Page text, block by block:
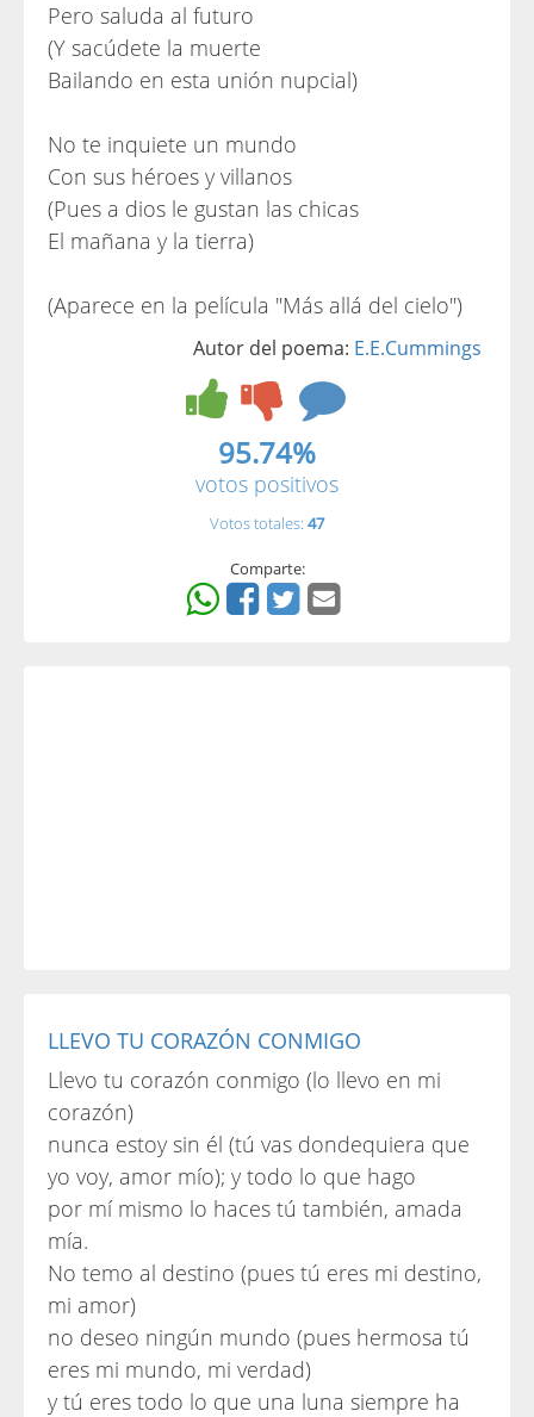
Pero saluda al futuro
(Y sacúdete la muerte
Bailando en esta unión nupcial)
No te inquiete un mundo
Con sus héroes y villanos
(Pues a dios le gustan las chicas
El mañana y la tierra)
(Aparece en la película "Más allá del cielo")
Autor del poema: E.E.Cummings
95.74%
votos positivos
Votos totales: 47
Comparte:
LLEVO TU CORAZÓN CONMIGO
Llevo tu corazón conmigo (lo llevo en mi
corazón)
nunca estoy sin él (tú vas dondequiera que
yo voy, amor mío); y todo lo que hago
por mí mismo lo haces tú también, amada
mía.
No temo al destino (pues tú eres mi destino,
mi amor)
no deseo ningún mundo (pues hermosa tú
eres mi mundo, mi verdad)
y tú eres todo lo que una luna siempre ha